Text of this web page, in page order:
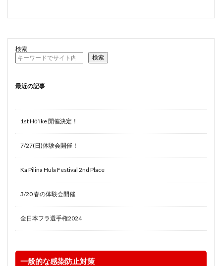
検索
検索
最近の記事
1st Hōʻike 開催決定！
7/27(日)体験会開催！
Ka Pilina Hula Festival 2nd Place
3/20 春の体験会開催
全日本フラ選手権2024
一般的な感染防止対策